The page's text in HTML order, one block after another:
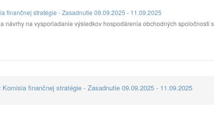
finančnej stratégie - Zasadnutie 09.09.2025 - 11.09.2025
návrhy na vysporiadanie výsledkov hospodárenia obchodných spoločností
Komisia finančnej stratégie - Zasadnutie 09.09.2025 - 11.09.2025